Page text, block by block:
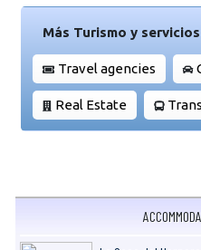
Más Turismo y
Travel agencies
Real Estate